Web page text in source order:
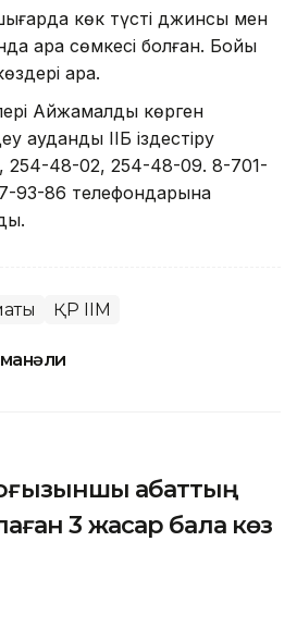
көк түсті джинсы мен
қара сөмкесі болған. Бойы
қара.
Айжамалды көрген
аудандық ІІБ іздестіру
254-48-02, 254-48-09. 8-701-
93-86 телефондарына
ҚР ІІМ
қабаттың
3 жасар бала көз